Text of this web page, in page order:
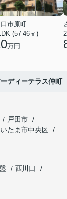
口市原町
(57.46㎡)
万円
ディーテラス仲町
戸田市
たま市中央区
西川口